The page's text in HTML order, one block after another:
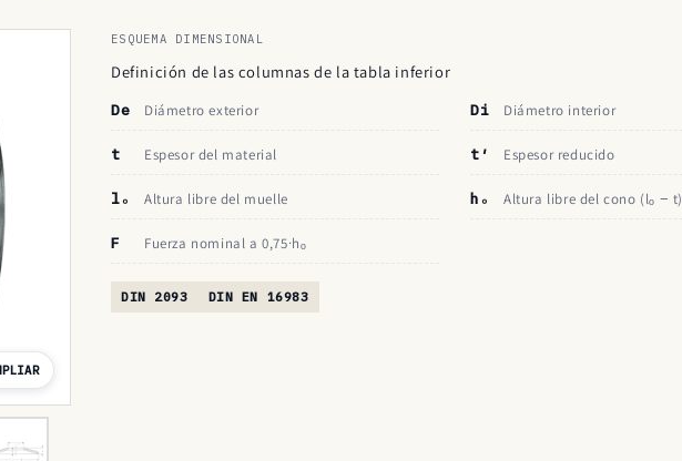
ESQUEMA DIMENSIONAL
Definición de las columnas de la tabla inferior
De Diámetro exterior Di Diámetro interior
t Espesor del material t′ Espesor reducido
lₒ Altura libre del muelle hₒ Altura libre del cono (lₒ − t)
F Fuerza nominal a 0,75·hₒ
DIN 2093 DIN EN 16983